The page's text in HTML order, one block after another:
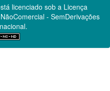
licenciado sob a Licença
- SemDerivações